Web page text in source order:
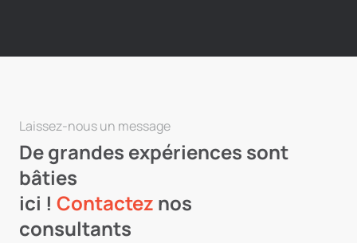
Laissez-nous un message
De grandes expériences sont
bâties
ici ! Contactez nos
consultants